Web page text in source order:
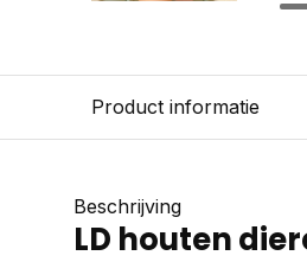
Product informatie
Beschrijving
LD houten